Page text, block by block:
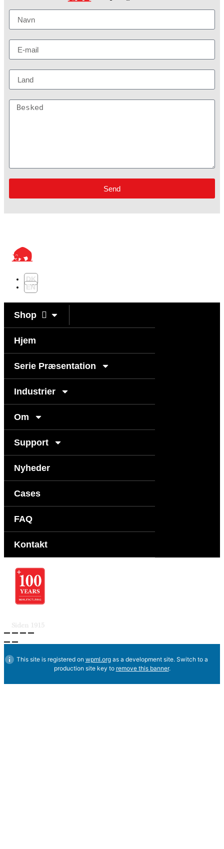
Send
DK
EN
Shop
Hjem
Serie Præsentation
Industrier
Om
Support
Nyheder
Cases
FAQ
Kontakt
This site is registered on wpml.orgas a development site. Switch to a
production site key to remove this banner.